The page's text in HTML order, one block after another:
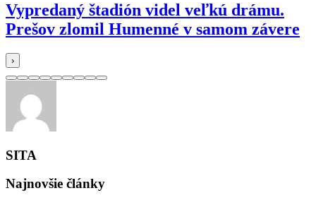
Vypredaný štadión videl veľkú drámu.
Prešov zlomil Humenné v samom závere
›
SITA
Najnovšie články